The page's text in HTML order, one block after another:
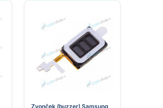
Zvonček (buzzer) Samsung